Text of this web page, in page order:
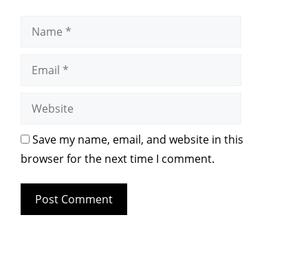
Save my name, email, and website in this
browser for the next time I comment.